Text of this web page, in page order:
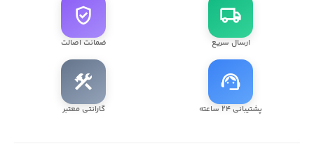
local_shipping
ارسال سریع
verified_user
ضمانت اصالت
support_agent
پشتیبانی ۲۴ ساعته
construction
گارانتی معتبر